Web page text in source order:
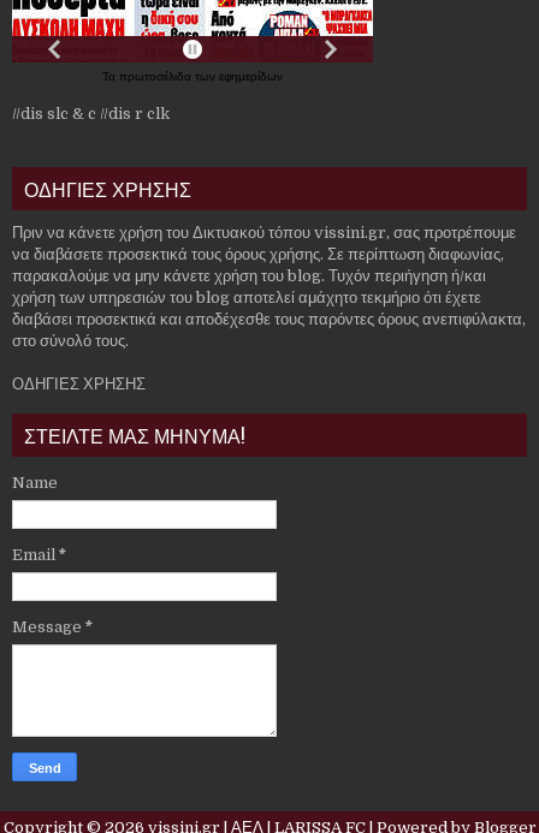
Τα πρωτοσέλιδα των εφημερίδων
//dis slc & c //dis r clk
ΟΔΗΓΙΕΣ ΧΡΗΣΗΣ
Πριν να κάνετε χρήση του Δικτυακού τόπου vissini.gr, σας προτρέπουμε
να διαβάσετε προσεκτικά τους όρους χρήσης. Σε περίπτωση διαφωνίας,
παρακαλούμε να μην κάνετε χρήση του blog. Τυχόν περιήγηση ή/και
χρήση των υπηρεσιών του blog αποτελεί αμάχητο τεκμήριο ότι έχετε
διαβάσει προσεκτικά και αποδέχεσθε τους παρόντες όρους ανεπιφύλακτα,
στο σύνολό τους.
ΟΔΗΓΙΕΣ ΧΡΗΣΗΣ
ΣΤΕΙΛΤΕ ΜΑΣ ΜΗΝΥΜΑ!
Name
Email *
Message *
Copyright © 2026 vissini.gr | ΑΕΛ | LARISSA FC| Powered by Blogger